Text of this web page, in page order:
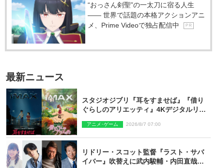
“おっさん剣聖”の一太刀に宿る人生
―― 世界で話題の本格アクションアニ
メ、Prime Videoで独占配信中
P R
最新ニュース
スタジオジブリ『耳をすませば』『借り
ぐらしのアリエッティ』4Kデジタルリマ
アニメ･ゲーム 2026/8/7 07:00
リドリー・スコット監督『ラスト・サバ
イバー』吹替えに武内駿輔・内田直哉・